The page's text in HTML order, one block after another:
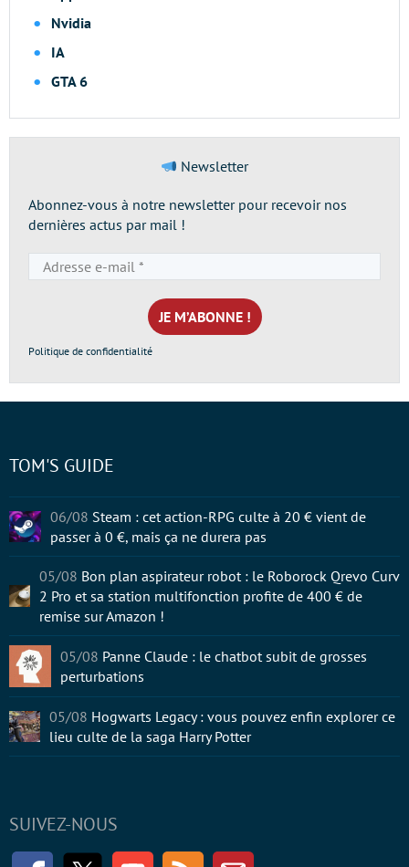
Nvidia
IA
GTA 6
Newsletter
Abonnez-vous à notre newsletter pour recevoir nos
dernières actus par mail !
e-
mail
*
Politique de confidentialité
SUIVEZ-NOUS
FacebookTwitter Youtube RSS Newsletter
TOM'S GUIDE
06/08 Steam : cet action-RPG culte à 20 € vient de
passer à 0 €, mais ça ne durera pas
05/08 Bon plan aspirateur robot : le Roborock Qrevo Curv
2 Pro et sa station multifonction profite de 400 € de
remise sur Amazon !
05/08 Panne Claude : le chatbot subit de grosses
perturbations
05/08 Hogwarts Legacy : vous pouvez enfin explorer ce
lieu culte de la saga Harry Potter